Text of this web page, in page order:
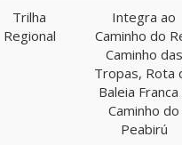
Trilha
Regional
Integra ao
Caminho do
Caminho das
Tropas, Rota
Baleia Franca
Caminho do
Peabirú